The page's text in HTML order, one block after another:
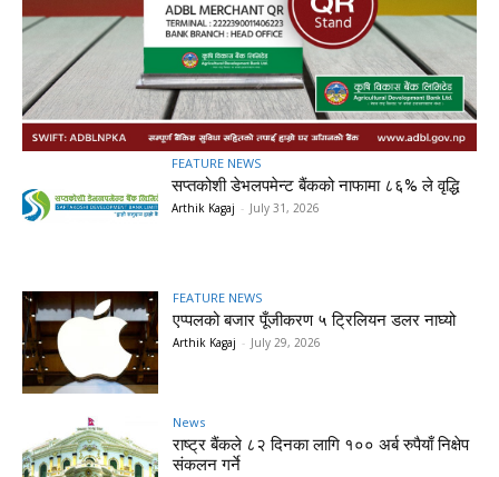
FEATURE NEWS
सप्तकोशी डेभलपमेन्ट बैंकको नाफामा ८६% ले वृद्धि
Arthik Kagaj - July 31, 2026
FEATURE NEWS
एप्पलको बजार पूँजीकरण ५ ट्रिलियन डलर नाघ्यो
Arthik Kagaj - July 29, 2026
News
राष्ट्र बैंकले ८२ दिनका लागि १०० अर्ब रुपैयाँ निक्षेप
संकलन गर्ने